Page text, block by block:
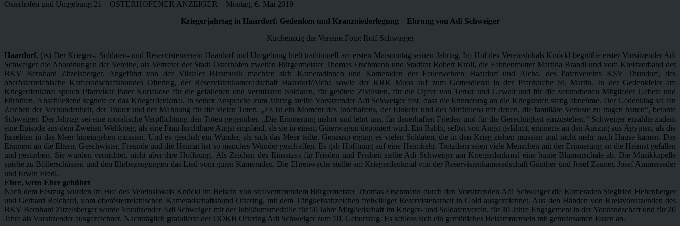
Osterhofen und Umgebung 21 – OSTERHOFENER ANZEIGER – Montag, 6. Mai 2019
Kriegerjahrtag in Haardorf: Gedenken und Kranzniederlegung – Ehrung von Adi Schweiger
Kirchenzug der Vereine.Foto: Rolf Schwinger
Haardorf. (rs) Der Krieger-, Soldaten- und Reservistenverein Haardorf und Umgebung hielt traditionell am ersten Maisonntag seinen Jahrtag. Im Hof des Vereinslokals Knöckl begrüßte erster Vorsitzender Adi
Schweiger die Abordnungen der Vereine, als Vertreter der Stadt Osterhofen zweiten Bürgermeister Thomas Etschmann und Stadtrat Robert Kröll, die Fahnenmutter Martina Brandl und vom Kreisverband der
BKV Bernhard Zitzelsberger. Angeführt von der Vilstaler Blasmusik machten sich Kameradinnen und Kameraden der Feuerwehren Haardorf und Aicha, des Patenvereins KSV Thundorf, des
oberösterreichische Kameradschaftsbundes Oftering, der Reservistenkameradschaft Haardorf/Aicha sowie der KRK Moos auf zum Gottesdienst in der Pfarrkirche St. Martin. In der Gedenkfeier am
Kriegerdenkmal sprach Pfarrvikar Pater Kuriakose für die gefallenen und vermissten Soldaten, für getötete Zivilisten, für die Opfer von Terror und Gewalt und für die verstorbenen Mitglieder Gebete und
Fürbitten. Anschließend segnete er das Kriegerdenkmal. In seiner Ansprache zum Jahrtag stellte Vorsitzender Adi Schweiger fest, dass die Erinnerung an die Kriegstoten stetig abnehme. Der Gedenktag sei ein
Zeichen der Verbundenheit, der Trauer und der Mahnung für die vielen Toten. „Es ist ein Moment des Innehaltens, der Einkehr und des Mitfühlens mit denen, die familiäre Verluste zu tragen hatten“, betonte
Schweiger. Der Jahrtag sei eine moralische Verpflichtung den Toten gegenüber. „Die Erinnerung mahnt und lehrt uns, für dauerhaften Frieden und für die Gerechtigkeit einzustehen.“ Schweiger erzählte zudem
eine Episode aus dem Zweiten Weltkrieg, als eine Frau furchtbare Angst empfand, als sie in einem Güterwagon deponiert wird. Ein Rabbi, selbst von Angst gelähmt, erinnerte an den Auszug aus Ägypten, als die
Israeliten in das Meer hineingehen mussten. Und es geschah ein Wunder, als sich das Meer teilte. Genauso erging es vielen Soldaten, die in den Krieg ziehen mussten und nicht mehr nach Hause kamen. Das
Erinnern an die Eltern, Geschwister, Freunde und die Heimat hat so manches Wunder geschaffen. Es gab Hoffnung auf eine Heimkehr. Trotzdem seien viele Menschen mit der Erinnerung an die Heimat gefallen
und gestorben. Sie wurden vernichtet, nicht aber ihre Hoffnung. Als Zeichen des Einsatzes für Frieden und Freiheit stellte Adi Schweiger am Kriegerdenkmal eine bunte Blumenschale ab. Die Musikkapelle
spielte zu Böllerschüssen und den Ehrbezeugungen das Lied vom guten Kameraden. Die Ehrenwache stellte am Kriegerdenkmal von der Reservistenkameradschaft Günther und Josef Zauner, Josef Ammerseder
und Erwin Fredl.
Ehre, wem Ehre gebührt
Nach dem Festzug wurden im Hof des Vereinslokals Knöckl im Beisein von stellvertretendem Bürgermeister Thomas Etschmann durch den Vorsitzenden Adi Schweiger die Kameraden Siegfried Hehenberger
und Gerhard Reichard, vom oberösterreichischen Kameradschaftsbund Oftering, mit dem Tätigkeitsabzeichen freiwilliger Reservistenarbeit in Gold ausgezeichnet. Aus den Händen von Kreisvorsitzenden des
BKV Bernhard Zitzelsberger wurde Vorsitzender Adi Schweiger mit der Jubiläumsmedaille für 50 Jahre Mitgliedschaft im Krieger- und Soldatenverein, für 30 Jahre Engagement in der Vorstandschaft und für 20
Jahre als Vorsitzender ausgezeichnet. Nachträglich gratulierte der OÖKB Oftering Adi Schweiger zum 70. Geburtstag. Es schloss sich ein gemütliches Beisammensein mit gemeinsamen Essen an.